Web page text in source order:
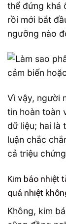
thể đứng khá
rồi mới bắt
ngưỡng nào
Vì vậy, người
tin hoàn toàn
dữ liệu; hai là
luận chắc
cả triệu
Kim báo nhiệt
quá nhiệt
Không, kim